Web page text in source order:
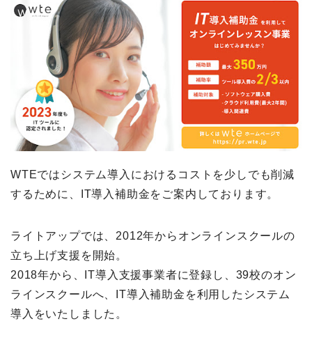
WTEではシステム導入におけるコストを少しでも削減
するために、IT導入補助金をご案内しております。
ライトアップでは、2012年からオンラインスクールの
立ち上げ支援を開始。
2018年から、IT導入支援事業者に登録し、39校のオン
ラインスクールへ、IT導入補助金を利用したシステム
導入をいたしました。